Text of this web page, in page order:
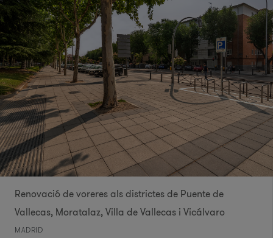
Renovació de voreres als districtes de Puente de
Vallecas, Moratalaz, Villa de Vallecas i Vicálvaro
MADRID